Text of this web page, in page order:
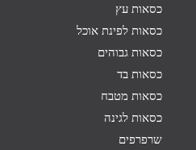
כסאות עץ
כסאות לפינת אוכל
כסאות גבוהים
כסאות בד
כסאות מטבח
כסאות לגינה
שרפרפים